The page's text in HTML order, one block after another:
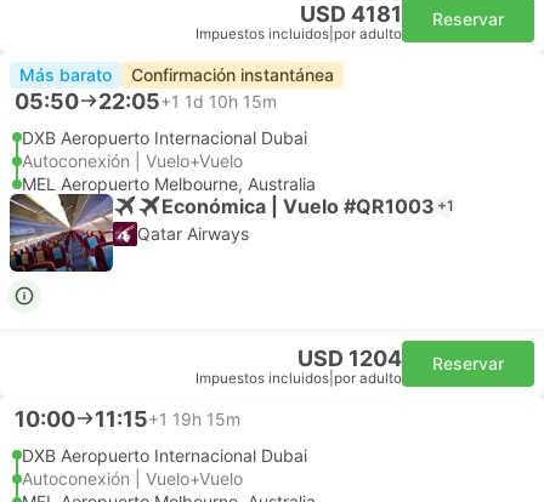
USD 4181
Impuestos incluidos por adulto
Reservar
Más barato Confirmación instantánea
05:50 22:05+1 1d 10h 15m
DXB Aeropuerto Internacional Dubai
Autoconexión | Vuelo+Vuelo
MEL Aeropuerto Melbourne, Australia
Económica | Vuelo #QR1003 +1
Qatar Airways
USD 1204
Impuestos incluidos por adulto
Reservar
10:00 11:15+1 19h 15m
DXB Aeropuerto Internacional Dubai
Autoconexión | Vuelo+Vuelo